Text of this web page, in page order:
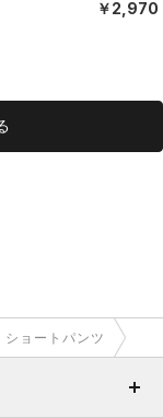
ニン
ダーウェ
￥2,970
ショートパンツ